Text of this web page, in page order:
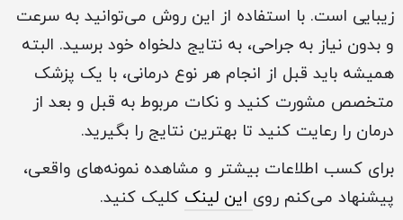
زیبایی است. با استفاده از این روش می‌توانید به سرعت
و بدون نیاز به جراحی، به نتایج دلخواه خود برسید. البته
همیشه باید قبل از انجام هر نوع درمانی، با یک پزشک
متخصص مشورت کنید و نکات مربوط به قبل و بعد از
درمان را رعایت کنید تا بهترین نتایج را بگیرید.
برای کسب اطلاعات بیشتر و مشاهده نمونه‌های واقعی،
پیشنهاد می‌کنم روی این لینک کلیک کنید.